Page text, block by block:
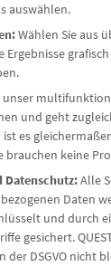
auswählen.
Wählen Sie aus
Ergebnisse
unser
und geht
ist es
brauchen keine
Datenschutz:Alle
Daten
und durch
gesichert.
der DSGVO nicht